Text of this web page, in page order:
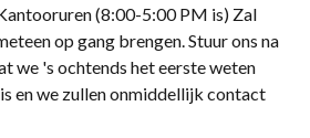
(8:00-5:00 PM is) Zal
op gang brengen. Stuur ons na
we 's ochtends het eerste weten
en we zullen onmiddellijk contact